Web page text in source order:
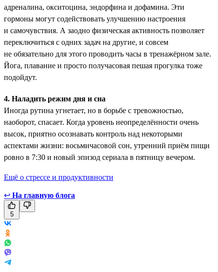
адреналина, окситоцина, эндорфина и дофамина. Эти
гормоны ­могут содействовать улучшению настроения
и самочувствия. А заодно физическая активность позволяет
переключиться с одних задач на другие, и совсем
не обязательно для этого проводить часы в тренажёрном зале.
Йога, плавание и просто получасовая пешая прогулка тоже
подойдут.
4. Наладить режим дня и сна
Иногда рутина угнетает, но в борьбе с тревожностью,
наоборот, спасает. Когда уровень неопределённости очень
высок, приятно осознавать контроль над некоторыми
аспектами жизни: восьмичасовой сон, утренний приём пищи
ровно в 7:30 и новый эпизод сериала в пятницу вечером.
Ещё о стрессе и продуктивности
↩ На главную блога
5